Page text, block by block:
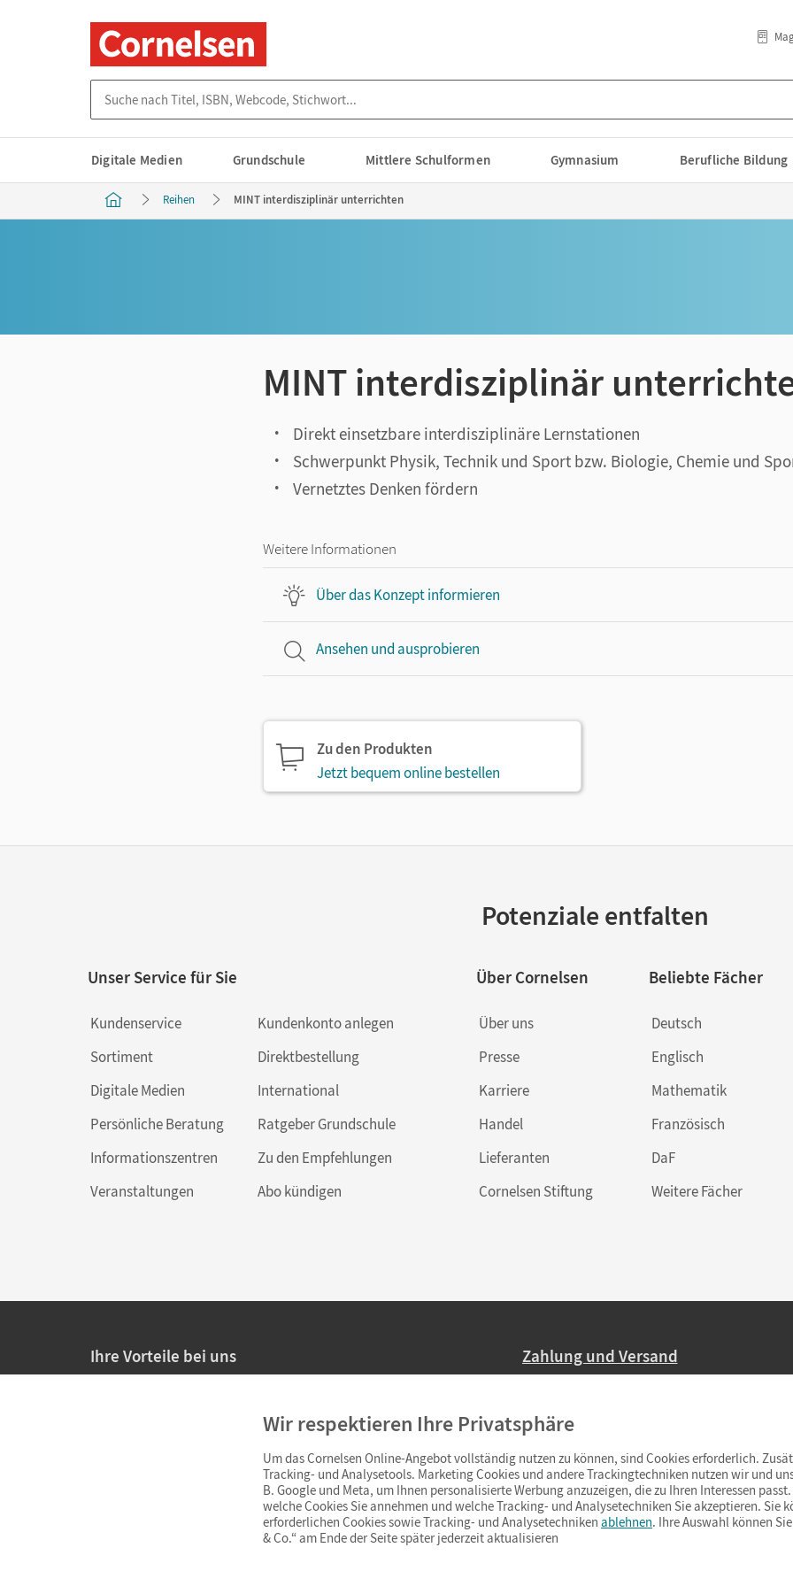
Digitale Medien Grundschule Mittlere Schulformen Gymnasium Berufliche Bildung
Reihen MINT interdisziplinär unterrichten
MINT interdisziplinär
Direkt einsetzbare interdisziplinäre Lernstationen
Schwerpunkt Physik, Technik und Sport bzw. Biologie, Chemie und
Vernetztes Denken fördern
Weitere Informationen
Über das Konzept informieren
Ansehen und ausprobieren
Zu den Produkten
Jetzt bequem online bestellen
Potenziale entfalten
Unser Service für Sie
Kundenservice
Sortiment
Digitale Medien
Persönliche Beratung
Informationszentren
Veranstaltungen
Kundenkonto anlegen
Direktbestellung
International
Ratgeber Grundschule
Zu den Empfehlungen
Abo kündigen
Über Cornelsen
Über uns
Presse
Karriere
Handel
Lieferanten
Cornelsen Stiftung
Beliebte Fächer
Deutsch
Englisch
Mathematik
Französisch
DaF
Weitere Fächer
Ihre Vorteile bei uns
Persönliche Angebote für Lehrkräfte
Sicheres Einkaufen mit SSL-Verschlüsselung
Widerrufsfristvon 4 Wochen
Schnelle und einfache Retourenabwicklung
Zahlung und Versand
Ab 59,– EUR Bestellwert liefern wir
(Lieferung in 3–6 Tagen).
Wir respektieren Ihre Privatsphäre
Um das Cornelsen Online-Angebot vollständig nutzen zu können, sind Cookies erforderlich.
Tracking- und Analysetools. Marketing Cookies und andere Trackingtechniken nutzen wir und
B. Google und Meta, um Ihnen personalisierte Werbung anzuzeigen, die zu Ihren Interessen
welche Cookies Sie annehmen und welche Tracking- und Analysetechniken Sie akzeptieren. Sie
erforderlichen Cookies sowie Tracking- und Analysetechniken ablehnen. Ihre Auswahl können
& Co.“ am Ende der Seite später jederzeit aktualisieren